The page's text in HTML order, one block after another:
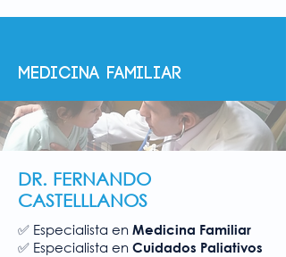
MEDICINA FAMILIAR
DR. FERNANDO
CASTELLLANOS
✅ Especialista en Medicina Familiar
✅ Especialista en Cuidados Paliativos